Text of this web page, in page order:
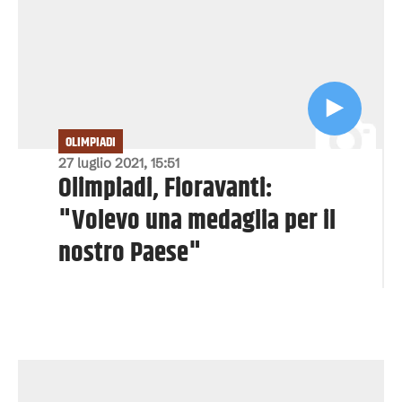
27 luglio 2021, 15:51
OLIMPIADI
Olimpiadi, Fioravanti:
"Volevo una medaglia per il
nostro Paese"